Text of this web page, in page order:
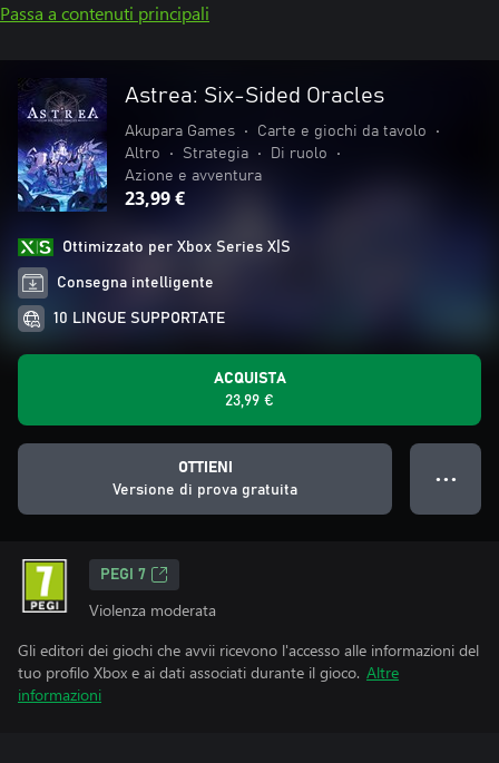
Passa a contenuti principali
Astrea: Six-Sided Oracles
Akupara Games • Carte e giochi da tavolo
•
Altro
• Strategia • Di ruolo
•
Azione e avventura
23,99 €
Ottimizzato per Xbox Series X|S
Consegna intelligente
10 LINGUE SUPPORTATE
ACQUISTA
23,99 €
OTTIENI
Versione di prova gratuita
● ● ●
PEGI 7
Violenza moderata
Gli editori dei giochi che avvii ricevono l'accesso alle informazioni del
tuo profilo Xbox e ai dati associati durante il gioco. Altre
informazioni